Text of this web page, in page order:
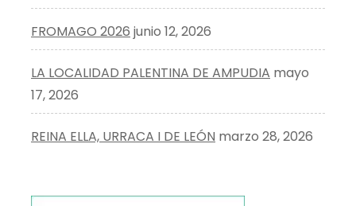
FROMAGO 2026 junio 12, 2026
LA LOCALIDAD PALENTINA DE AMPUDIA mayo
17, 2026
REINA ELLA, URRACA I DE LEÓN marzo 28, 2026